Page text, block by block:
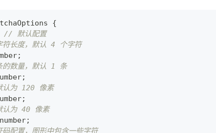
{
// 默认配置
长度，默认 4 个字符
;
数量，默认 1 条
;
为 120 像素
;
为 40 像素
number;
配置，图形中包含一些字符